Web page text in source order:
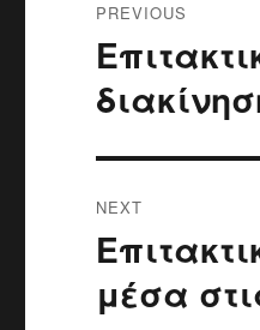
navigation
PREVIOUS
Previous
post:
NEXT
Next
post:
μέσα